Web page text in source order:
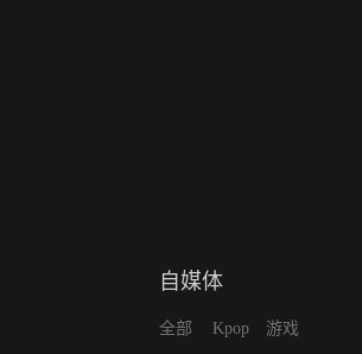
自媒体
全部 Kpop 游戏